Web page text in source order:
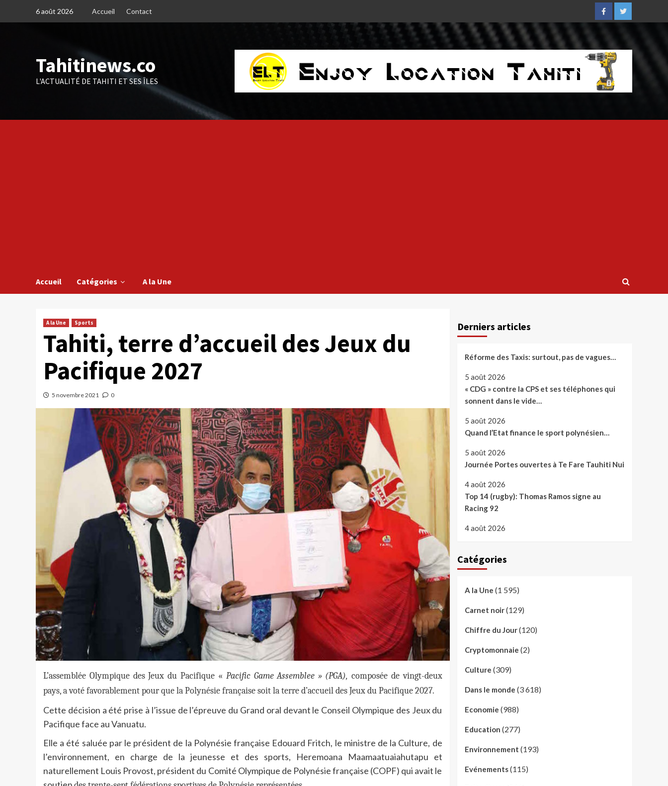
6 août 2026 Accueil Contact
FacebookTwitter
Tahitinews.co
L'ACTUALITÉ DE TAHITI ET SES ÎLES
Accueil Catégories A la Une
A la Une Sports
Tahiti, terre d’accueil des Jeux du
Pacifique 2027
5 novembre 2021 0
L’assemblée Olympique des Jeux du Pacifique « Pacific Game Assemblee » (PGA), composée de vingt-deux
pays, a voté favorablement pour que la Polynésie française soit la terre d’accueil des Jeux du Pacifique 2027.
Cette décision a été prise à l’issue de l’épreuve du Grand oral devant le Conseil Olympique des Jeux du
Pacifique face au Vanuatu.
Elle a été saluée par le président de la Polynésie française Edouard Fritch, le ministre de la Culture, de
l’environnement, en charge de la jeunesse et des sports, Heremoana Maamaatuaiahutapu et
naturellement Louis Provost, président du Comité Olympique de Polynésie française (COPF) qui avait le
Derniers articles
Réforme des Taxis: surtout, pas de vagues…
5 août 2026
« CDG » contre la CPS et ses téléphones qui
sonnent dans le vide…
5 août 2026
Quand l’Etat finance le sport polynésien…
5 août 2026
Journée Portes ouvertes à Te Fare Tauhiti Nui
4 août 2026
Top 14 (rugby): Thomas Ramos signe au
Racing 92
4 août 2026
Catégories
A la Une (1 595)
Carnet noir(129)
Chiffre du Jour(120)
Cryptomonnaie (2)
Culture (309)
Dans le monde (3 618)
Economie (988)
Education (277)
Environnement (193)
Evénements(115)